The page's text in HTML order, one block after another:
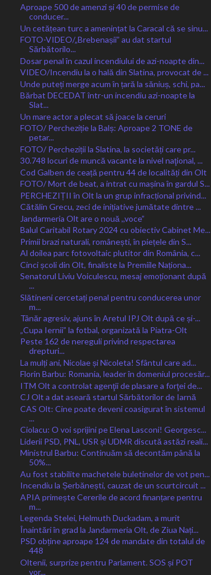
Aproape 500 de amenzi și 40 de permise de
conducer...
Un cetățean turc a amenințat la Caracal că se sinu...
FOTO-VIDEO/„Brebenașii” au dat startul
Sărbătorilo...
Dosar penal în cazul incendiului de azi-noapte din...
VIDEO/Incendiu la o hală din Slatina, provocat de ...
Unde puteți merge acum în țară la săniuș, schi, pa...
Bărbat DECEDAT într-un incendiu azi-noapte la
Slat...
Un mare actor a plecat să joace la ceruri
FOTO/ Percheziție la Balș: Aproape 2 TONE de
petar...
FOTO/ Percheziții la Slatina, la societăți care pr...
30.748 locuri de muncă vacante la nivel naţional, ...
Cod Galben de ceață pentru 44 de localități din Olt
FOTO/ Mort de beat, a intrat cu mașina în gardul S...
PERCHEZIȚII în Olt la un grup infracțional privind...
Cătălin Grecu, zeci de inițiative jumătate dintre ...
Jandarmeria Olt are o nouă ,,voce”
Balul Caritabil Rotary 2024 cu obiectiv Cabinet Me...
Primii brazi naturali, românești, în piețele din S...
Al doilea parc fotovoltaic plutitor din România, c...
Cinci școli din Olt, finaliste la Premiile Naționa...
Senatorul Liviu Voiculescu, mesaj emoționant după
...
Slătineni cercetați penal pentru conducerea unor
m...
Tânăr agresiv, ajuns în Aretul IPJ Olt după ce și-...
„Cupa Iernii” la fotbal, organizată la Piatra-Olt
Peste 162 de nereguli privind respectarea
drepturi...
La mulți ani, Nicolae și Nicoleta! Sfântul care ad...
Florin Barbu: Romania, leader în domeniul procesăr...
ITM Olt a controlat agenţii de plasare a forţei de...
CJ Olt a dat aseară startul Sărbătorilor de Iarnă
CAS Olt: Cine poate deveni coasigurat în sistemul
...
Ciolacu: O voi sprijini pe Elena Lasconi! Georgesc...
Liderii PSD, PNL, USR și UDMR discută astăzi reali...
Ministrul Barbu: Continuăm să decontăm până la
50%...
Au fost stabilite machetele buletinelor de vot pen...
Incendiu la Șerbănești, cauzat de un scurtcircuit ...
APIA primește Cererile de acord finanțare pentru
m...
Legenda Stelei, Helmuth Duckadam, a murit
Înaintări în grad la Jandarmeria Olt, de Ziua Nați...
PSD obține aproape 124 de mandate din totalul de
448
Oltenii, surprize pentru Parlament. SOS și POT
vor...